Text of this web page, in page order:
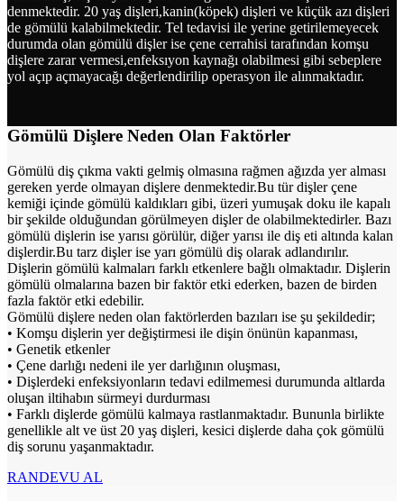
denmektedir. 20 yaş dişleri,kanin(köpek) dişleri ve küçük azı dişleri
de gömülü kalabilmektedir. Tel tedavisi ile yerine getirilemeyecek
durumda olan gömülü dişler ise çene cerrahisi tarafından komşu
dişlere zarar vermesi,enfeksıyon kaynağı olabilmesi gibi sebeplere
yol açıp açmayacağı değerlendirilip operasyon ile alınmaktadır.
Gömülü Dişlere Neden Olan Faktörler
Gömülü diş çıkma vakti gelmiş olmasına rağmen ağızda yer alması
gereken yerde olmayan dişlere denmektedir.Bu tür dişler çene
kemiği içinde gömülü kaldıkları gibi, üzeri yumuşak doku ile kapalı
bir şekilde olduğundan görülmeyen dişler de olabilmektedirler. Bazı
gömülü dişlerin ise yarısı görülür, diğer yarısı ile diş eti altında kalan
dişlerdir.Bu tarz dişler ise yarı gömülü diş olarak adlandırılır.
Dişlerin gömülü kalmaları farklı etkenlere bağlı olmaktadır. Dişlerin
gömülü olmalarına bazen bir faktör etki ederken, bazen de birden
fazla faktör etki edebilir.
Gömülü dişlere neden olan faktörlerden bazıları ise şu şekildedir;
• Komşu dişlerin yer değiştirmesi ile dişin önünün kapanması,
• Genetik etkenler
• Çene darlığı nedeni ile yer darlığının oluşması,
• Dişlerdeki enfeksiyonların tedavi edilmemesi durumunda altlarda
oluşan iltihabın sürmeyi durdurması
• Farklı dişlerde gömülü kalmaya rastlanmaktadır. Bununla birlikte
genellikle alt ve üst 20 yaş dişleri, kesici dişlerde daha çok gömülü
diş sorunu yaşanmaktadır.
RANDEVU AL